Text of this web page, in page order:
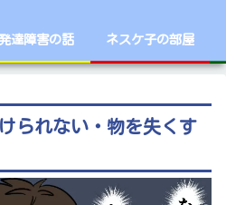
達障害の話 ネスケ子の部屋
けられない・物を失くす